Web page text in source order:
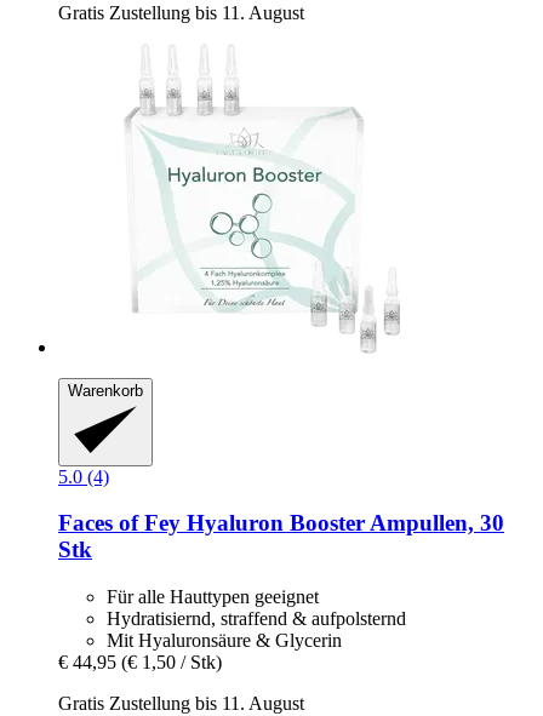
Gratis Zustellung bis 11. August
Warenkorb
5.0 (4)
Faces of Fey Hyaluron Booster Ampullen, 30
Stk
Für alle Hauttypen geeignet
Hydratisiernd, straffend & aufpolsternd
Mit Hyaluronsäure & Glycerin
€ 44,95 (€ 1,50 / Stk)
Gratis Zustellung bis 11. August